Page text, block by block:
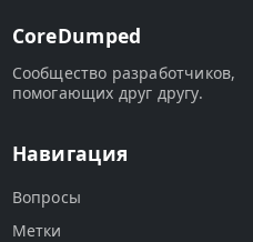
CoreDumped
Сообщество разработчиков,
помогающих друг другу.
Навигация
Вопросы
Метки